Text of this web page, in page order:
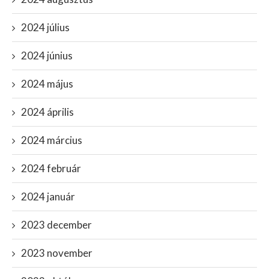
2024 július
2024 június
2024 május
2024 április
2024 március
2024 február
2024 január
2023 december
2023 november